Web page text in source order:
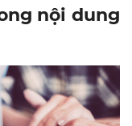
nội dung